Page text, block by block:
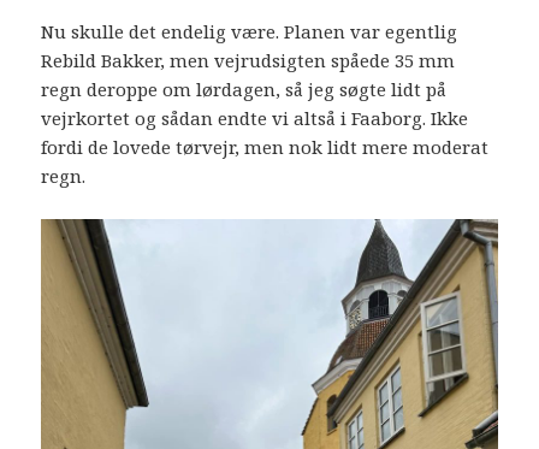
Nu skulle det endelig være. Planen var egentlig
Rebild Bakker, men vejrudsigten spåede 35 mm
regn deroppe om lørdagen, så jeg søgte lidt på
vejrkortet og sådan endte vi altså i Faaborg. Ikke
fordi de lovede tørvejr, men nok lidt mere moderat
regn.